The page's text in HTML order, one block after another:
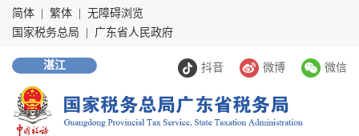
简体 繁体
无障碍浏览
国家税务总局
广东省人民政府
抖音 微博 微信
湛江